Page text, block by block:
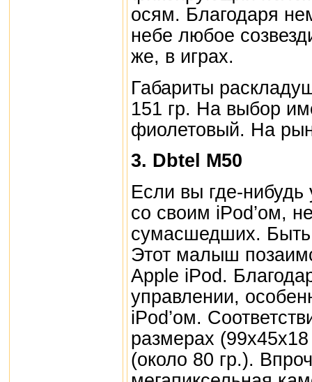
осям. Благодаря
небе любое
же, в играх.
Габариты
151 гр. На выбор
фиолетовый. На
3. Dbtel M50
Если вы где-нибудь
со своим iPod’ом,
сумасшедших. Быть
Этот малыш
Apple iPod.
управлении,
iPod’ом.
размерах
(около 80 гр.).